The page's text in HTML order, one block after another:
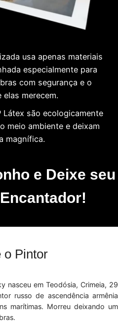
usa apenas materiais
especialmente para
com segurança e o
elas merecem.
são ecologicamente
meio ambiente e deixam
magnífica.
e Deixe seu
o Pintor
nasceu em Teodósia, Crimeia, 29
russo de ascendência armênia
marítimas. Morreu deixando um